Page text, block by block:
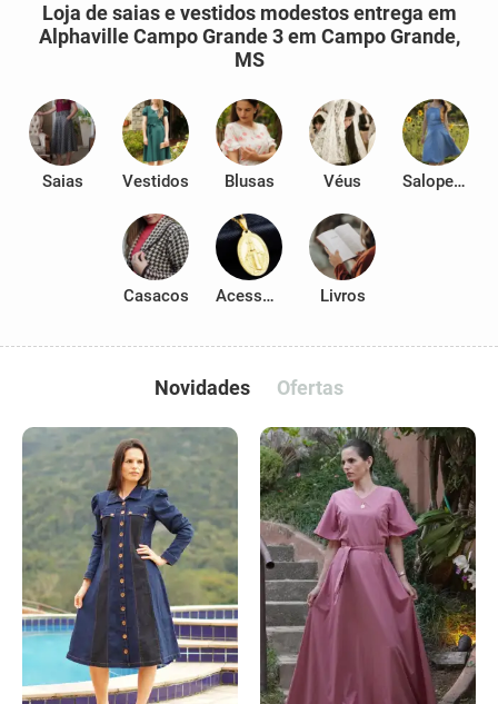
Loja de saias e vestidos modestos entrega em
Alphaville Campo Grande 3 em Campo Grande,
MS
Saias Vestidos Blusas Véus Salopetes
Casacos Acessórios Livros
Novidades Ofertas